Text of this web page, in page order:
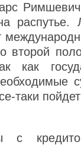
распутье.
второй
как
таки
с